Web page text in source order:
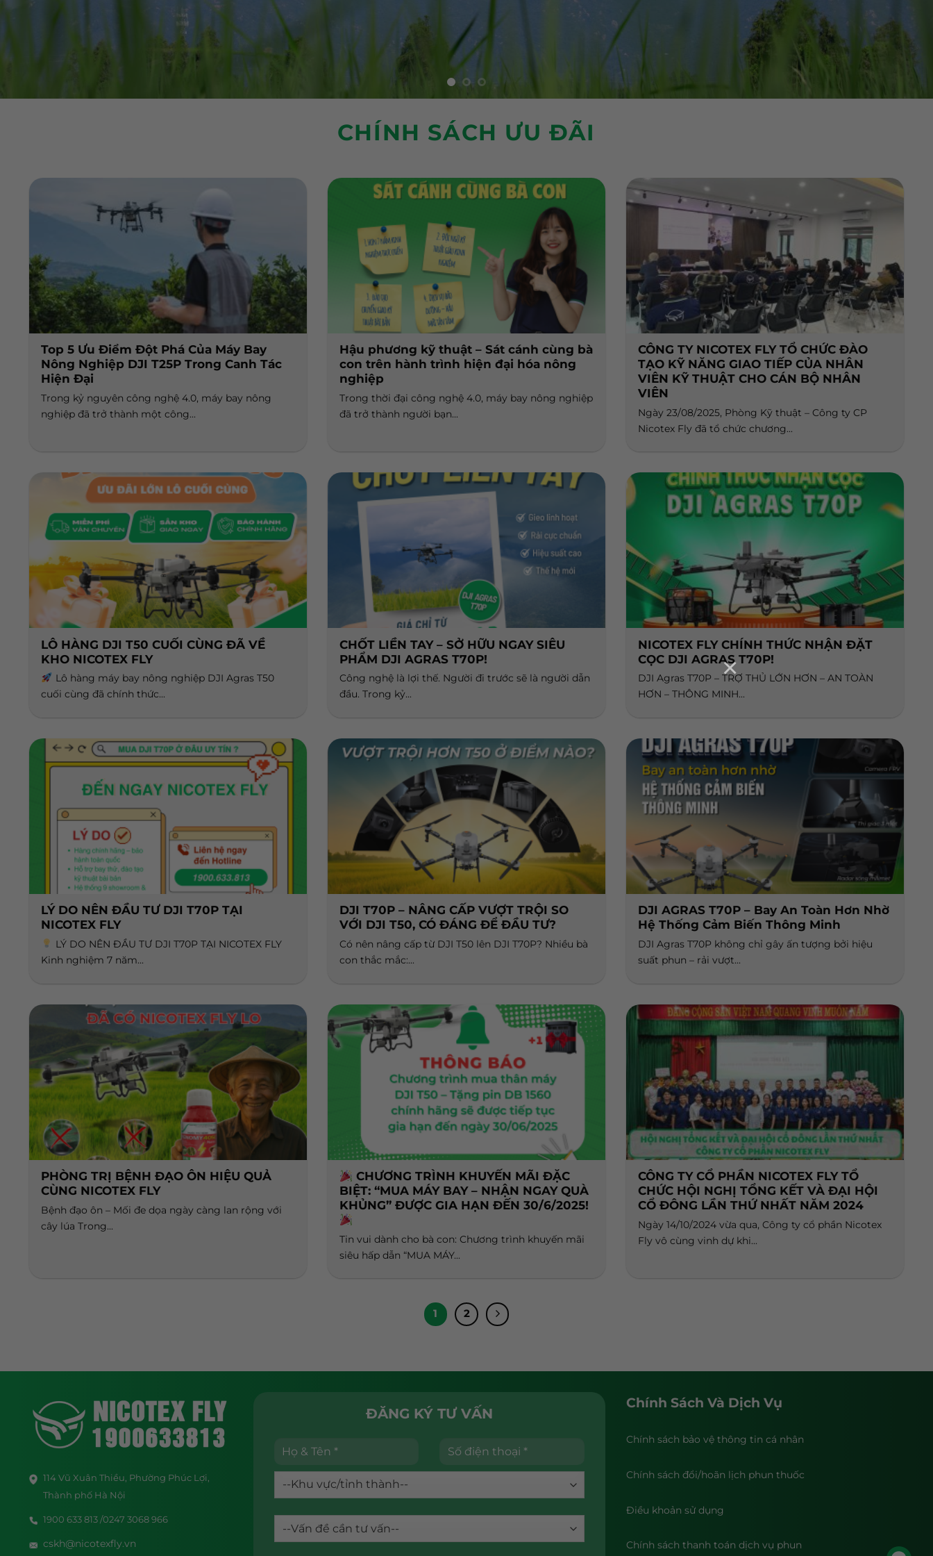
×
CHÍNH SÁCH ƯU ĐÃI
Top 5 Ưu Điểm Đột Phá Của Máy Bay
Nông Nghiệp DJI T25P Trong Canh Tác
Hiện Đại
Trong kỷ nguyên công nghệ 4.0, máy bay nông
nghiệp đã trở thành một công...
Hậu phương kỹ thuật – Sát cánh cùng bà
con trên hành trình hiện đại hóa nông
nghiệp
Trong thời đại công nghệ 4.0, máy bay nông nghiệp
đã trở thành người bạn...
CÔNG TY NICOTEX FLY TỔ CHỨC ĐÀO
TẠO KỸ NĂNG GIAO TIẾP CỦA NHÂN
VIÊN KỸ THUẬT CHO CÁN BỘ NHÂN
VIÊN
Ngày 23/08/2025, Phòng Kỹ thuật – Công ty CP
Nicotex Fly đã tổ chức chương...
LÔ HÀNG DJI T50 CUỐI CÙNG ĐÃ VỀ
KHO NICOTEX FLY
Lô hàng máy bay nông nghiệp DJI Agras T50
cuối cùng đã chính thức...
CHỐT LIỀN TAY – SỞ HỮU NGAY SIÊU
PHẨM DJI AGRAS T70P!
Công nghệ là lợi thế. Người đi trước sẽ là người dẫn
đầu. Trong kỷ...
NICOTEX FLY CHÍNH THỨC NHẬN ĐẶT
CỌC DJI AGRAS T70P!
DJI Agras T70P – TRỢ THỦ LỚN HƠN – AN TOÀN
HƠN – THÔNG MINH...
LÝ DO NÊN ĐẦU TƯ DJI T70P TẠI
NICOTEX FLY
LÝ DO NÊN ĐẦU TƯ DJI T70P TẠI NICOTEX FLY
Kinh nghiệm 7 năm...
DJI T70P – NÂNG CẤP VƯỢT TRỘI SO
VỚI DJI T50, CÓ ĐÁNG ĐỂ ĐẦU TƯ?
Có nên nâng cấp từ DJI T50 lên DJI T70P? Nhiều bà
con thắc mắc:...
DJI AGRAS T70P – Bay An Toàn Hơn Nhờ
Hệ Thống Cảm Biến Thông Minh
DJI Agras T70P không chỉ gây ấn tượng bởi hiệu
suất phun – rải vượt...
PHÒNG TRỊ BỆNH ĐẠO ÔN HIỆU QUẢ
CÙNG NICOTEX FLY
Bệnh đạo ôn – Mối đe dọa ngày càng lan rộng với
cây lúa Trong...
CHƯƠNG TRÌNH KHUYẾN MÃI ĐẶC
BIỆT: “MUA MÁY BAY – NHẬN NGAY QUÀ
KHỦNG” ĐƯỢC GIA HẠN ĐẾN 30/6/2025!
Tin vui dành cho bà con: Chương trình khuyến mãi
siêu hấp dẫn “MUA MÁY...
CÔNG TY CỔ PHẦN NICOTEX FLY TỔ
CHỨC HỘI NGHỊ TỔNG KẾT VÀ ĐẠI HỘI
CỔ ĐÔNG LẦN THỨ NHẤT NĂM 2024
Ngày 14/10/2024 vừa qua, Công ty cổ phần Nicotex
Fly vô cùng vinh dự khi...
1 2
114 Vũ Xuân Thiều, Phường Phúc Lợi,
Thành phố Hà Nội
1900 633 813 /0247 3068 966
cskh@nicotexfly.vn
ĐĂNG KÝ TƯ VẤN
Chính Sách Và Dịch Vụ
Chính sách bảo vệ thông tin cá nhân
Chính sách đổi/hoãn lịch phun thuốc
Điều khoản sử dụng
Chính sách thanh toán dịch vụ phun